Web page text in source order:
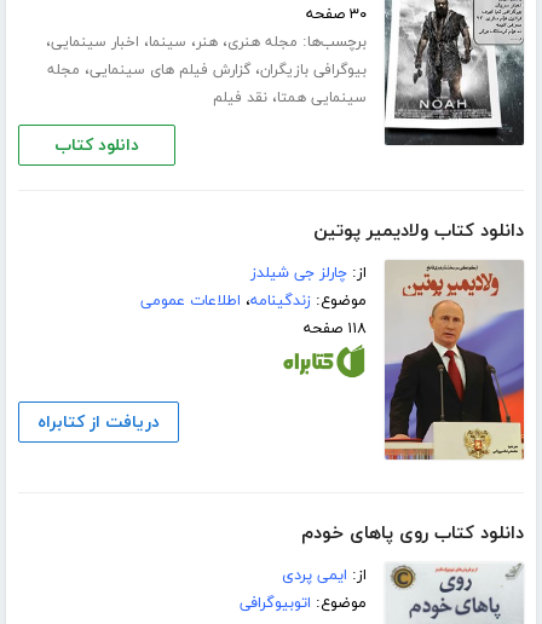
۳۰ صفحه
برچسب‌ها: مجله هنری،هنر، سینما، اخبار سینمایی،
بیوگرافی بازیگران،گزارش فیلم های سینمایی، مجله
سینمایی همتا،نقد فیلم
دانلود کتاب
دانلود کتاب ولادیمیر پوتین
از:چارلز جی شیلدز
موضوع:زندگینامه، اطلاعات عمومی
۱۱۸ صفحه
دریافت از کتابراه
دانلود کتاب روی پاهای خودم
از: ایمی پردی
موضوع: اتوبیوگرافی